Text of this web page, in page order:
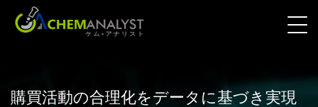
購買活動の合理化をデータに基づき実現